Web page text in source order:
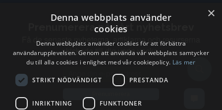
Prenumerera på vårt nyhetsbrev
Få de senaste nyheterna, artiklarna och resurserna
skickade till dig varje vecka.
×
Denna webbplats använder
cookies
Denna webbplats använder cookies för att förbättra
användarupplevelsen. Genom att använda vår webbplats samtycker
du till alla cookies i enlighet med vår cookiepolicy. Läs mer
STRIKT NÖDVÄNDIGT PRESTANDA
INRIKTNING FUNKTIONER